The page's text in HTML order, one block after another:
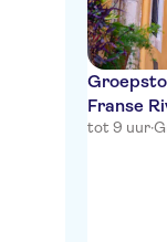
Franse
tot 9 uur·